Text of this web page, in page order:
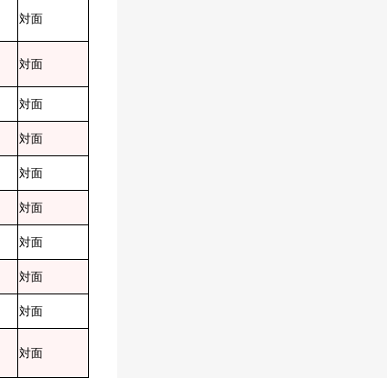
対面
対面
対面
対面
対面
対面
対面
対面
対面
対面